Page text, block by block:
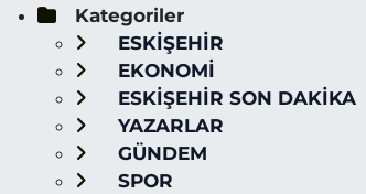
Kategoriler
ESKİŞEHİR
EKONOMİ
ESKİŞEHİR SON DAKİKA
YAZARLAR
GÜNDEM
SPOR